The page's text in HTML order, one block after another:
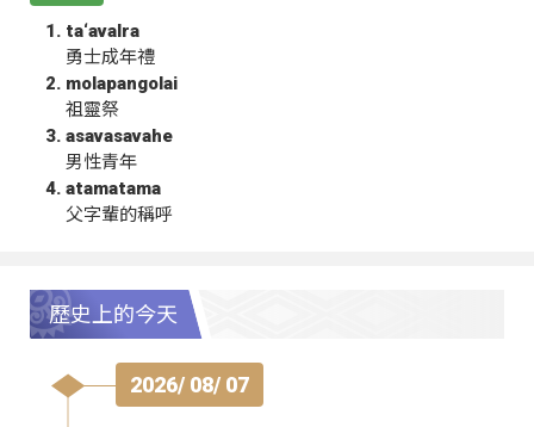
ta‘avalra
勇士成年禮
molapangolai
祖靈祭
asavasavahe
男性青年
atamatama
父字輩的稱呼
歷史上的今天
2026/ 08/ 07